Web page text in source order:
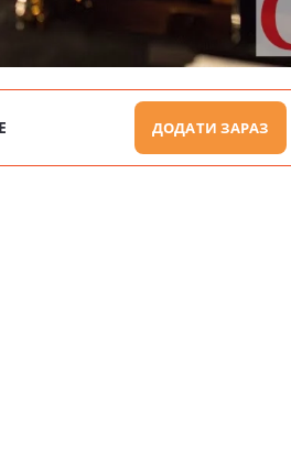
ДОДАТИ ЗАРАЗ